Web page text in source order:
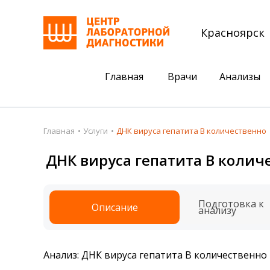
Красноярск
Главная Врачи Анализы
Пациентам
Акции
Подготовка к анализам
Получить результаты
Налоговый вычет
Акции
Комплексный
Сдать клеща на
Главная Услуги ДНК вируса гепатита В количественно
ДНК вируса гепатита В
Описание Подготовка к
анализу
Анализ: ДНК вируса гепатита В количественно